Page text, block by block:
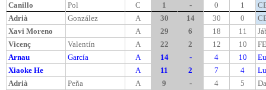
Canillo
Pol C 1 - 0 1
Adrià
González A 30 14 30 0
Xavi Moreno
A 29 6 18 11
Vicenç
Valentín A 22 2 12 10
Arnau
García A 14 - 4 10
Xiaoke He
A 11 2 7 4
Adrià
Peña A 9 - 4 5